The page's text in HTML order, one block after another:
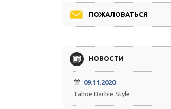
ПОЖАЛОВАТЬСЯ
НОВОСТИ
09.11.2020
Tahoe Barbie Style